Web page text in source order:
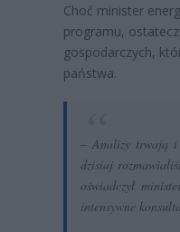
Choć minister
programu,
gospodarczych,
państwa.
– Analizy trwają i
dzisiaj
oświadczył
intensywne